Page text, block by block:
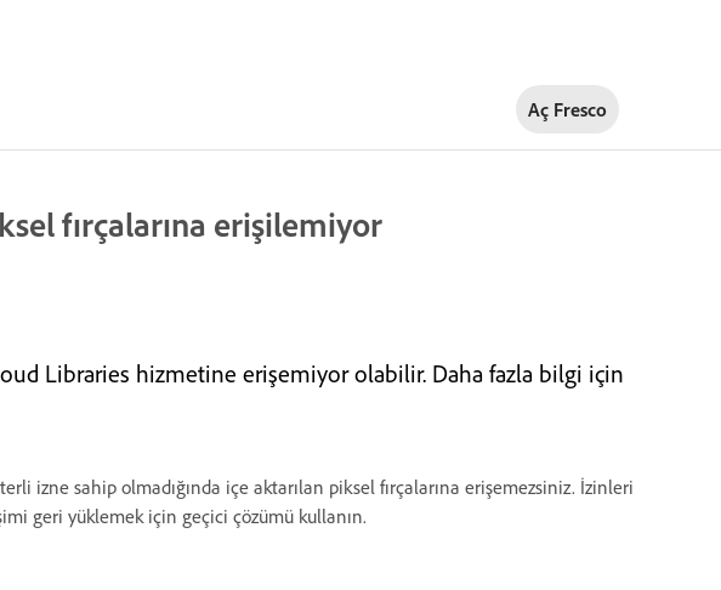
Aç Fresco
fırçalarına erişilemiyor
Libraries hizmetine erişemiyor olabilir. Daha fazla bilgi için
izne sahip olmadığında içe aktarılan piksel fırçalarına erişemezsiniz. İzinleri
geri yüklemek için geçici çözümü kullanın.